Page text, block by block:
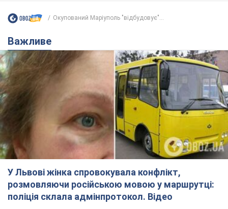
Окупований Маріуполь "відбудовує"...
Важливе
У Львові жінка спровокувала конфлікт,
розмовляючи російською мовою у маршрутці:
поліція склала адмінпротокол. Відео